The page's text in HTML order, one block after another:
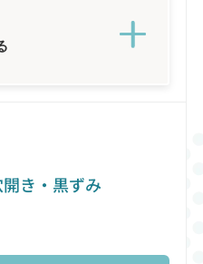
き・黒ずみ